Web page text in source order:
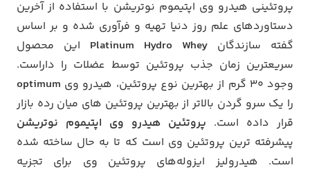
پروتئینی هیدرو وی اپتیموم نوتریشن با استفاده از آخرین
دستاوردهای علم روز دنیا تهیه و فرآوری شده و بر اساس
گفته سازندگان Platinum Hydro Whey این محصول
سریعترین زمان جذب پروتئین توسط عضلات را داراست.
وجود ۳۰ گرم از بهترین نوع پروتئین، هیدرو وی
optimum
را یک سرو گردن بالاتر از بهترین پروتئین های میان رده بازار
قرار داده است. پروتئین هیدرو وی اپتیموم نوتریشن
پیشرفته ترین پروتئین وی است که تا به حال ساخته شده
است. هیدرولیز ایزوله‌های پروتئین وی برای تجزیه